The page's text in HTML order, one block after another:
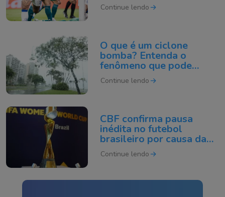
Continue lendo
O que é um ciclone
bomba? Entenda o
fenômeno que pode
atingir o Sul do Brasil
Continue lendo
CBF confirma pausa
inédita no futebol
brasileiro por causa da
Copa do Mundo de 2027
Continue lendo